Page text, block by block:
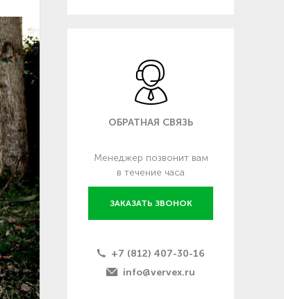
ОБРАТНАЯ СВЯЗЬ
Менеджер позвонит вам
в течение часа
ЗАКАЗАТЬ ЗВОНОК
+7 (812) 407-30-16
info@vervex.ru